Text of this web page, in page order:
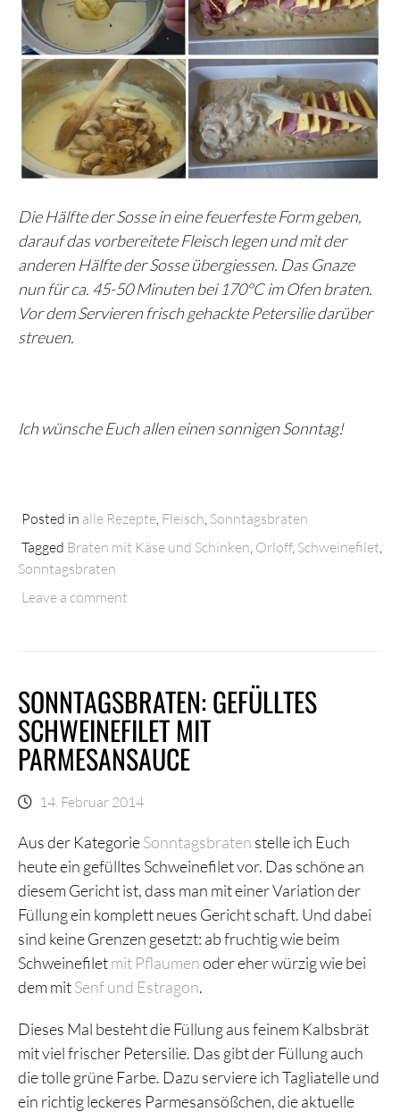
Die Hälfte der Sosse in eine feuerfeste Form geben,
darauf das vorbereitete Fleisch legen und mit der
anderen Hälfte der Sosse übergiessen. Das Gnaze
nun für ca. 45-50 Minuten bei 170°C im Ofen braten.
Vor dem Servieren frisch gehackte Petersilie darüber
streuen.
Ich wünsche Euch allen einen sonnigen Sonntag!
Posted in alle Rezepte Fleisch Sonntagsbraten
Tagged Braten mit Käse und Schinken Orloff, Schweinefilet
Sonntagsbraten
Leave a comment
SONNTAGSBRATEN: GEFÜLLTES
SCHWEINEFILET MIT
PARMESANSAUCE
14. Februar 2014
Aus der KategorieSonntagsbraten stelle ich Euch
heute ein gefülltes Schweinefilet vor. Das schöne an
diesem Gericht ist, dass man mit einer Variation der
Füllung ein komplett neues Gericht schaft. Und dabei
sind keine Grenzen gesetzt: ab fruchtig wie beim
Schweinefiletmit Pflaumenoder eher würzig wie bei
dem mitSenf und Estragon.
Dieses Mal besteht die Füllung aus feinem Kalbsbrät
mit viel frischer Petersilie. Das gibt der Füllung auch
die tolle grüne Farbe. Dazu serviere ich Tagliatelle und
ein richtig leckeres Parmesansößchen, die aktuelle